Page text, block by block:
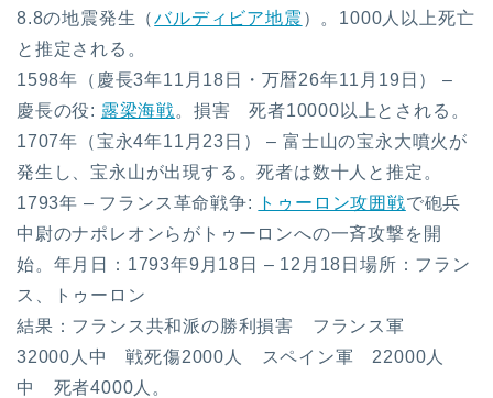
8.8の地震発生（バルディビア地震 ）。1000人以上死亡
と推定される。
1598年（慶長3年11月18日・万暦26年11月19日） –
慶長の役: 露梁海戦。損害 死者10000以上とされる。
1707年（宝永4年11月23日） – 富士山の宝永大噴火が
発生し、宝永山が出現する。死者は数十人と推定。
1793年 – フランス革命戦争:
トゥーロン攻囲戦で砲兵
中尉のナポレオンらがトゥーロンへの一斉攻撃を開
始。年月日：1793年9月18日 – 12月18日場所：フラン
ス、トゥーロン
結果：フランス共和派の勝利損害 フランス軍
32000人中 戦死傷2000人 スペイン軍 22000人
中 死者4000人。